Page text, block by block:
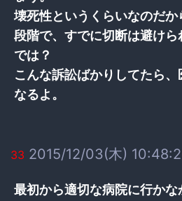
壊死性というくらいなのだ
段階で、すでに切断は避け
では？
こんな訴訟ばかりしてたら、
なるよ。
33 2015/12/03(木)
最初から適切な病院に行か